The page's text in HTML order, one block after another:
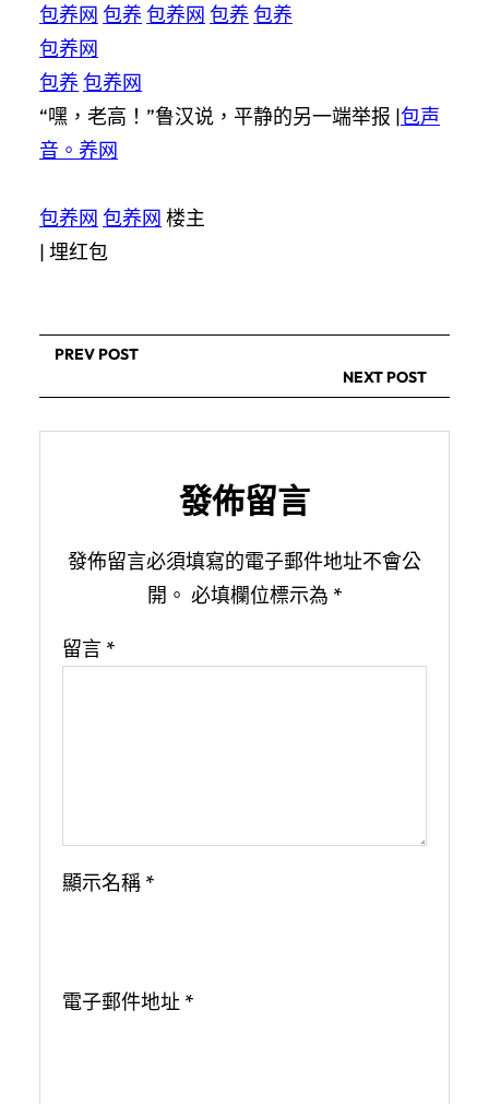
包养网 包养 包养网 包养 包养
包养网
包养 包养网
“嘿，老高！”鲁汉说，平静的另一端举报 |包声
音。养网
包养网 包养网 楼主
| 埋红包
PREV POST
NEXT POST
發佈留言
發佈留言必須填寫的電子郵件地址不會公
開。 必填欄位標示為 *
留言 *
顯示名稱 *
電子郵件地址 *